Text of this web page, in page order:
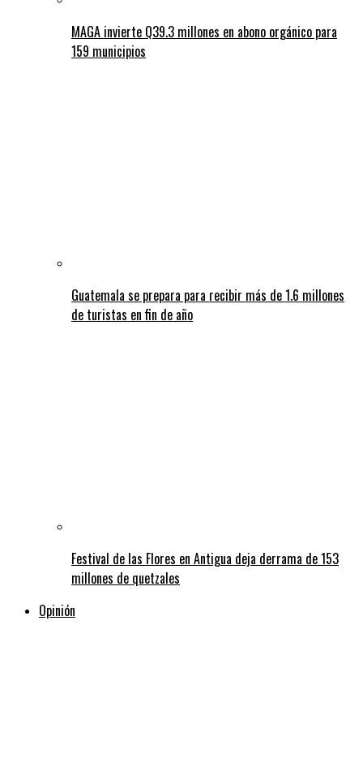
MAGA invierte Q39.3 millones en abono orgánico para
159 municipios
Guatemala se prepara para recibir más de 1.6 millones
de turistas en fin de año
Festival de las Flores en Antigua deja derrama de 153
millones de quetzales
Opinión